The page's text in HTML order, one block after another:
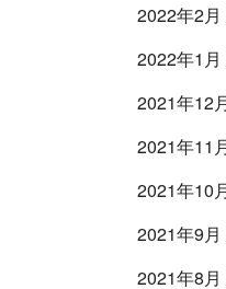
2022年2月
2022年1月
2021年12
2021年11
2021年10
2021年9月
2021年8月